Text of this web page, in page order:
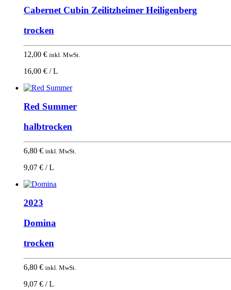
Cabernet Cubin Zeilitzheimer Heiligenberg
trocken
12,00 € inkl. MwSt.
16,00 € / L
Red Summer
halbtrocken
6,80 € inkl. MwSt.
9,07 € / L
2023
Domina
trocken
6,80 € inkl. MwSt.
9,07 € / L